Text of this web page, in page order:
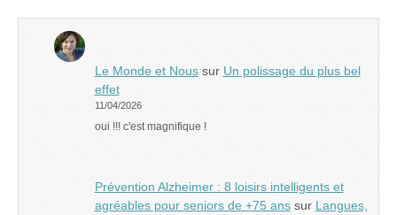
Le Monde et Noussur Un polissage du plus bel
effet
11/04/2026
oui !!! c'est magnifique !
Prévention Alzheimer : 8 loisirs intelligents et
agréables pour seniors de +75 anssur Langues,